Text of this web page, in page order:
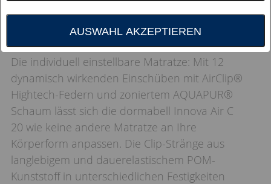
Die individuell einstellbare Matratze: Mit 12
dynamisch wirkenden Einschüben mit AirClip®
Hightech-Federn und zoniertem AQUAPUR®
Schaum lässt sich die dormabell Innova Air C
20 wie keine andere Matratze an Ihre
Körperform anpassen. Die Clip-Stränge aus
langlebigem und dauerelastischem POM-
Kunststoff in unterschiedlichen Festigkeiten
AUSWAHL AKZEPTIEREN